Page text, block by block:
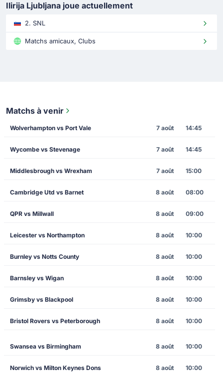
Ilirija Ljubljana joue actuellement
2. SNL
Matchs amicaux, Clubs
Matchs à venir
Wolverhampton vs Port Vale 7 août 14:45
Wycombe vs Stevenage 7 août 14:45
Middlesbrough vs Wrexham 7 août 15:00
Cambridge Utd vs Barnet 8 août 08:00
QPR vs Millwall 8 août 09:00
Leicester vs Northampton 8 août 10:00
Burnley vs Notts County 8 août 10:00
Barnsley vs Wigan 8 août 10:00
Grimsby vs Blackpool 8 août 10:00
Bristol Rovers vs Peterborough 8 août 10:00
Swansea vs Birmingham 8 août 10:00
Norwich vs Milton Keynes Dons 8 août 10:00